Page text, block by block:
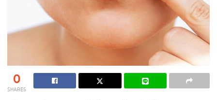
0
SHARES